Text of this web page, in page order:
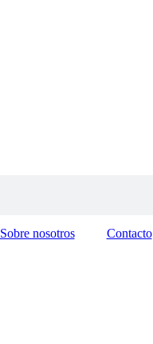
Sobre nosotros Contacto